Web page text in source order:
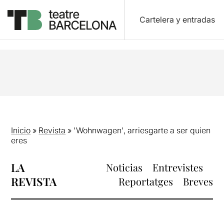
Cartelera y entradas
Inicio » Revista » 'Wohnwagen', arriesgarte a ser quien
eres
LA
REVISTA
Noticias
Entrevistes
Reportatges
Breves